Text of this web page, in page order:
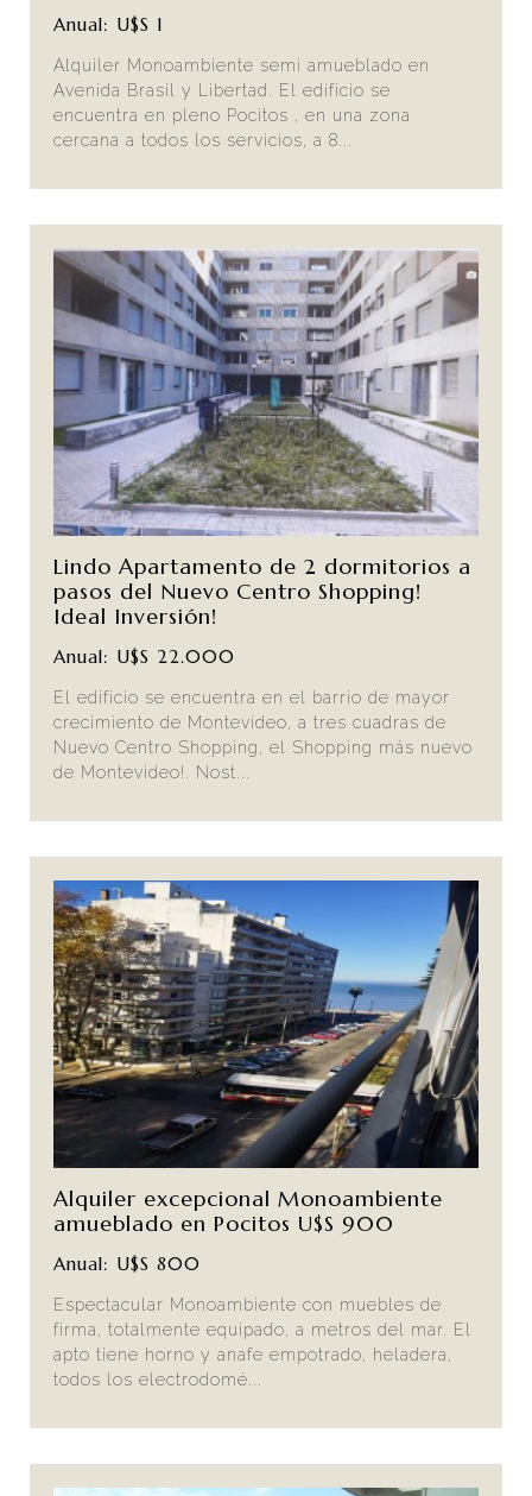
Anual: U$S 1
Alquiler Monoambiente semi amueblado en
Avenida Brasil y Libertad. El edificio se
encuentra en pleno Pocitos , en una zona
cercana a todos los servicios, a 8...
Lindo Apartamento de 2 dormitorios a
pasos del Nuevo Centro Shopping!
Ideal Inversión!
Anual: U$S 22.000
El edificio se encuentra en el barrio de mayor
crecimiento de Montevideo, a tres cuadras de
Nuevo Centro Shopping, el Shopping más nuevo
de Montevideo!. Nost...
Alquiler excepcional Monoambiente
amueblado en Pocitos U$S 900
Anual: U$S 800
Espectacular Monoambiente con muebles de
firma, totalmente equipado, a metros del mar. El
apto tiene horno y anafe empotrado, heladera,
todos los electrodomé...